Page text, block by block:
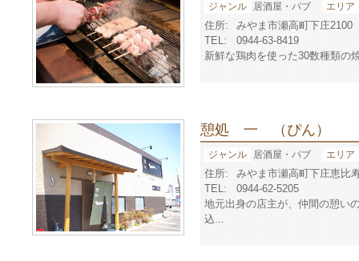
ジャンル 居酒屋・パブ エリア
住所:
みやま市瀬高町下庄2100
TEL:
0944-63-8419
新鮮な鶏肉を使った30数種類の
憩処 一 （ぴん）
ジャンル 居酒屋・パブ エリア
住所:
みやま市瀬高町下庄恵比
TEL:
0944-62-5205
地元出身の店主が、仲間の憩い
込...